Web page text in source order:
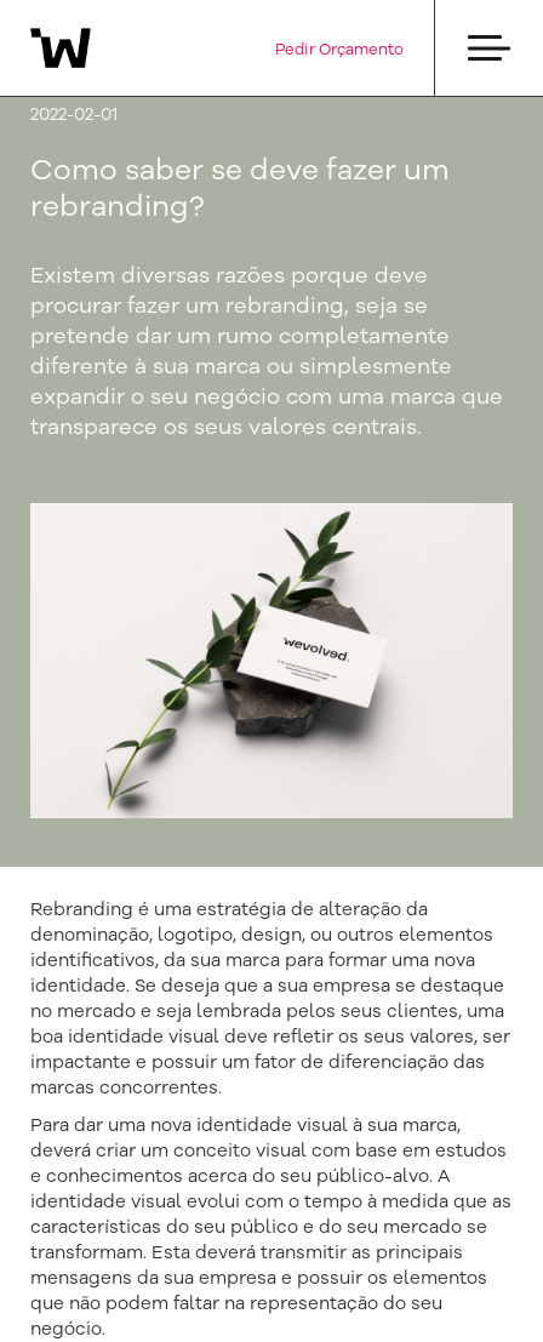
Pedir Orçamento
2022-02-01
Como saber se deve fazer um
rebranding?
Existem diversas razões porque deve
procurar fazer um rebranding, seja se
pretende dar um rumo completamente
diferente à sua marca ou simplesmente
expandir o seu negócio com uma marca que
transparece os seus valores centrais.
Rebranding é uma estratégia de alteração da
denominação, logotipo, design, ou outros elementos
identificativos, da sua marca para formar uma nova
identidade. Se deseja que a sua empresa se destaque
no mercado e seja lembrada pelos seus clientes, uma
boa identidade visual deve refletir os seus valores, ser
impactante e possuir um fator de diferenciação das
marcas concorrentes.
Para dar uma nova identidade visual à sua marca,
deverá criar um conceito visual com base em estudos
e conhecimentos acerca do seu público-alvo. A
identidade visual evolui com o tempo à medida que as
características do seu público e do seu mercado se
transformam. Esta deverá transmitir as principais
mensagens da sua empresa e possuir os elementos
que não podem faltar na representação do seu
negócio.